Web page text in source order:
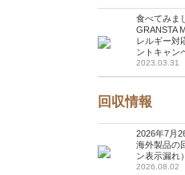
食べてみま
GRANSTA
レルギー対
ントキャン
2023.03.31
回収情報
2026年7月
海外製品の
ン表示漏れ）
2026.08.02